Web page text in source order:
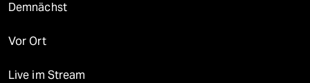
Demnächst
Vor Ort
Live im Stream